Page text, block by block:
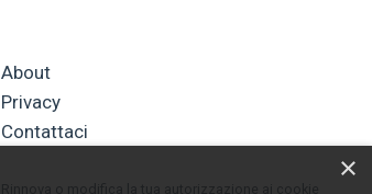
About
Privacy
Contattaci
×